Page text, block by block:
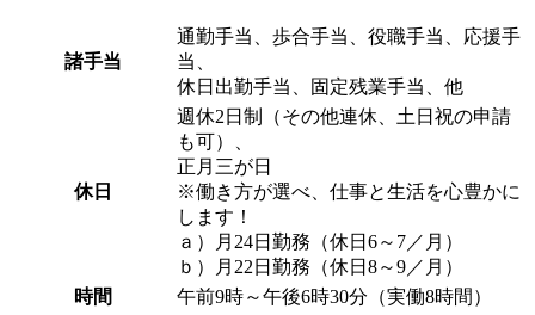
諸手当
通勤手当、歩合手当、役職手当、応援手
当、
休日出勤手当、固定残業手当、他
休日
週休2日制（その他連休、土日祝の申請
も可）、
正月三が日
※働き方が選べ、仕事と生活を心豊かに
します！
ａ）月24日勤務（休日6～7／月）
ｂ）月22日勤務（休日8～9／月）
時間
午前9時～午後6時30分（実働8時間）